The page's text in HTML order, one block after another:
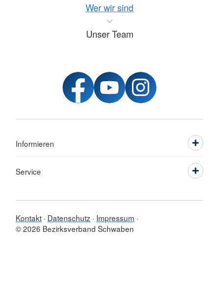
Wer wir sind
Unser Team
Informieren
Service
Kontakt Datenschutz
Impressum
© 2026 Bezirksverband Schwaben